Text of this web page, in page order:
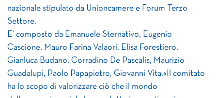
nazionale stipulato da Unioncamere e Forum Terzo
Settore.
E’ composto da Emanuele Sternativo, Eugenio
Cascione, Mauro Farina Valaori, Elisa Forestiero,
Gianluca Budano, Corradino De Pascalis, Maurizio
Guadalupi, Paolo Papapietro, Giovanni Vita.«Il comitato
ha lo scopo di valorizzare ciò che il mondo